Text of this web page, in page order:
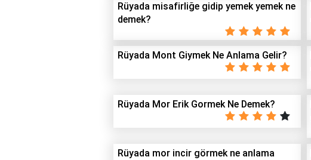
Rüyada misafirliğe gidip yemek yemek ne
demek?
Rüyada Mont Giymek Ne Anlama Gelir?
Rüyada Mor Erik Gormek Ne Demek?
Rüyada mor incir görmek ne anlama